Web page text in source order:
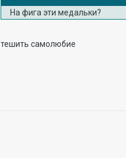
На фига эти медальки?
тешить самолюбие